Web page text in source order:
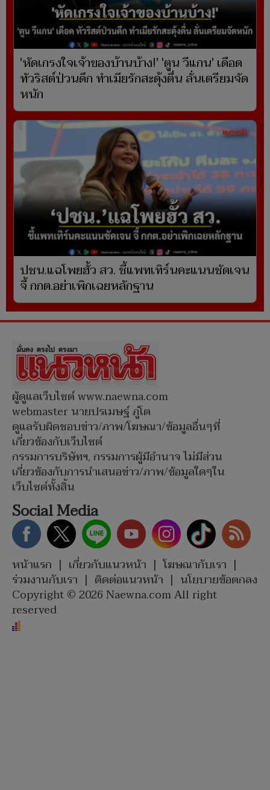
'หัดเกรงใจเจ้าของบ้านบ้าง!' 'ตูน วีแกน' เดือด
ทัวริสต์ป่วนดึก ทำเมียรักสะดุ้งตื่น ลั่นเตรียมจัด
หนัก
ปชน.แฉโพยฮั้ว สว. ชี้แพทเทิร์นคะแนนชัดเจน
จี้ กกต.อย่าเพิกเฉยหลักฐาน
ผู้ดูแลเว็บไซต์ www.naewna.com
webmaster นายปรเมษฐ์ ภู่โต
ดูแลรับผิดชอบข่าว/ภาพ/โฆษณา/ข้อมูลอื่นๆที่
เกี่ยวข้องกับเว็บไซต์
กรรมการบริษัทฯ, กรรมการผู้มีอำนาจ ไม่มีส่วน
เกี่ยวข้องกับการนำเสนอข่าว/ภาพ/ข้อมูลใดๆใน
เว็บไซต์ทั้งสิ้น
Social Media
หน้าแรก | เกี่ยวกับแนวหน้า | โฆษณากับเรา |
ร่วมงานกับเรา | ติดต่อแนวหน้า | นโยบายข้อตกลง
Copyright © 2026 Naewna.com All right
reserved